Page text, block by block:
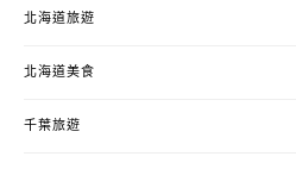
北海道旅遊
北海道美食
千葉旅遊